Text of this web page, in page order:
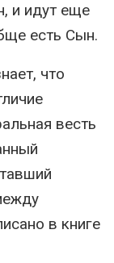
и идут еще
есть Сын.
что
весть
в книге